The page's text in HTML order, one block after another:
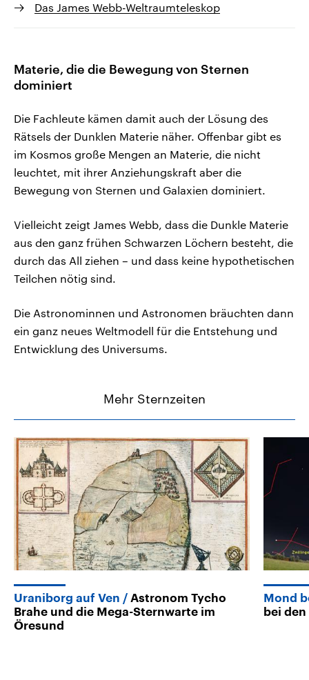
Das James Webb-Weltraumteleskop
Materie, die die Bewegung von Sternen
dominiert
Die Fachleute kämen damit auch der Lösung des
Rätsels der Dunklen Materie näher. Offenbar gibt es
im Kosmos große Mengen an Materie, die nicht
leuchtet, mit ihrer Anziehungskraft aber die
Bewegung von Sternen und Galaxien dominiert.
Vielleicht zeigt James Webb, dass die Dunkle Materie
aus den ganz frühen Schwarzen Löchern besteht, die
durch das All ziehen – und dass keine hypothetischen
Teilchen nötig sind.
Die Astronominnen und Astronomen bräuchten dann
ein ganz neues Weltmodell für die Entstehung und
Entwicklung des Universums.
Mehr Sternzeiten
Uraniborg auf Ven
Astronom Tycho
Brahe und die Mega-Sternwarte im
Öresund
Mond
bei